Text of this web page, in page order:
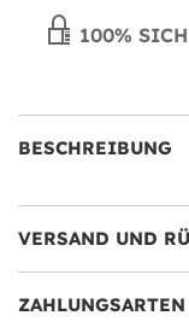
100%
BESCHREIBUNG
VERSAND UND
ZAHLUNGSARTEN